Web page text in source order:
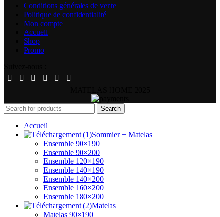
Conditions générales de vente
Politique de confidentialité
Mon compte
Accueil
Shop
Promo
Search
Accueil
Sommier + Matelas
Ensemble 90×190
Ensemble 90×200
Ensemble 120×190
Ensemble 140×190
Ensemble 140×200
Ensemble 160×200
Ensemble 180×200
Matelas
Matelas 90×190